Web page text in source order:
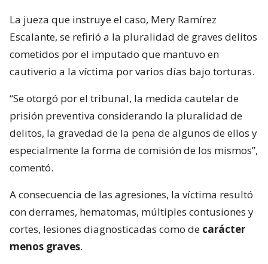
La jueza que instruye el caso, Mery Ramírez
Escalante, se refirió a la pluralidad de graves delitos
cometidos por el imputado que mantuvo en
cautiverio a la víctima por varios días bajo torturas.
“Se otorgó por el tribunal, la medida cautelar de
prisión preventiva considerando la pluralidad de
delitos, la gravedad de la pena de algunos de ellos y
especialmente la forma de comisión de los mismos”,
comentó.
A consecuencia de las agresiones, la víctima resultó
con derrames, hematomas, múltiples contusiones y
cortes, lesiones diagnosticadas como de carácter
menos graves.